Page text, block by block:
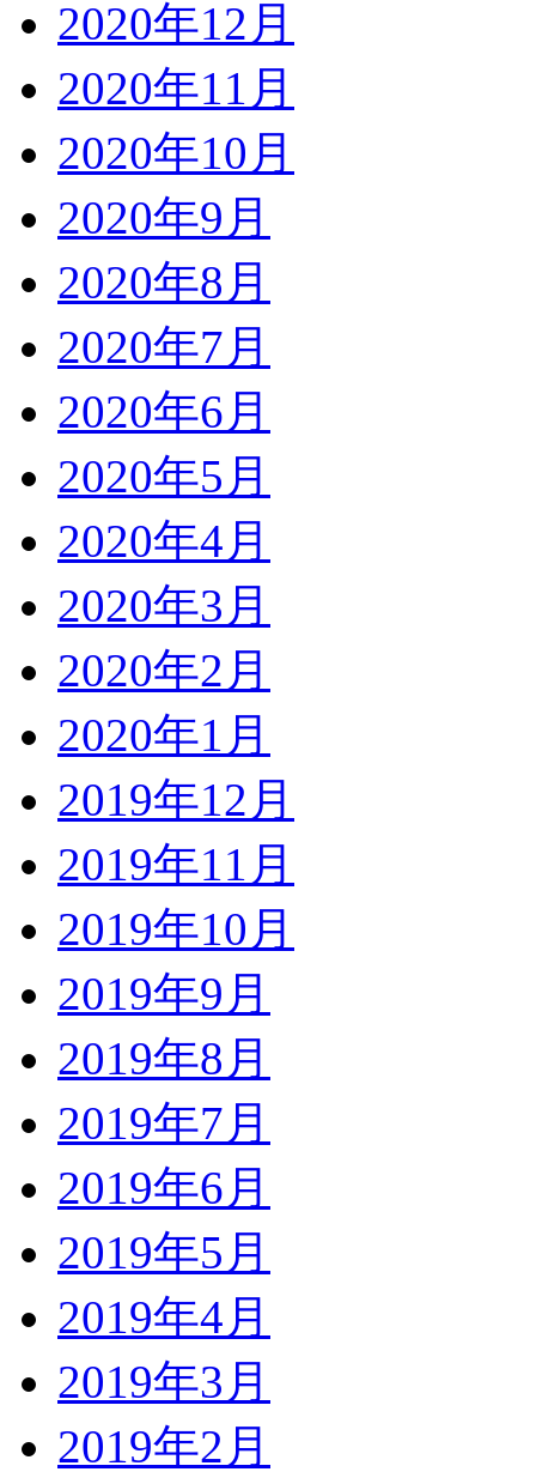
2020年12月
2020年11月
2020年10月
2020年9月
2020年8月
2020年7月
2020年6月
2020年5月
2020年4月
2020年3月
2020年2月
2020年1月
2019年12月
2019年11月
2019年10月
2019年9月
2019年8月
2019年7月
2019年6月
2019年5月
2019年4月
2019年3月
2019年2月